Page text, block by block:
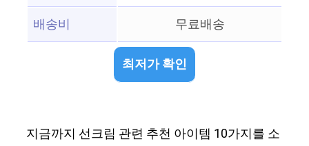
배송비
무료배송
최저가 확인
지금까지 선크림 관련 추천 아이템 10가지를 소